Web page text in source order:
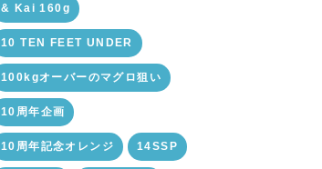
& Kai 160g
10 TEN FEET UNDER
100kgオーバーのマグロ狙い
10周年企画
10周年記念オレンジ 14SSP